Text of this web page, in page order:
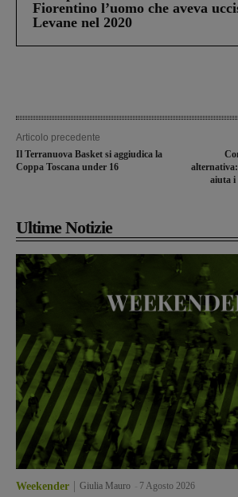
Fiorentino l’uomo che aveva
Levane nel 2020
Articolo precedente
Il Terranuova Basket si aggiudica la
Coppa Toscana under 16
aiuta i
Ultime Notizie
Weekender Giulia Mauro 7 Agosto 2026